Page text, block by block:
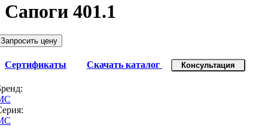
Сапоги 401.1
Запросить цену
Сертификаты Скачать каталог Консультация